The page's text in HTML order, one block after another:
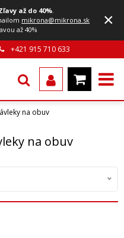
až do 40%.
mikrona@mikrona.sk
až 40%
×
+421 915 710 633
na obuv
na obuv